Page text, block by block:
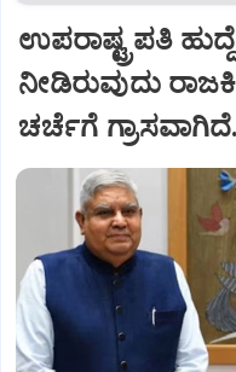
ಉಪರಾಷ್ಟ್ರಪತಿ
ನೀಡಿರುವುದು
ಚರ್ಚೆಗೆ ಗ್ರಾಸವಾಗಿದೆ.